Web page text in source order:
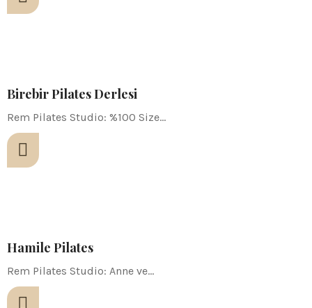
Birebir Pilates Derlesi
Rem Pilates Studio: %100 Size…
Hamile Pilates
Rem Pilates Studio: Anne ve…